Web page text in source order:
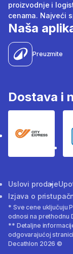
proizvodnje i
cenama. Najveći
Naša
Preuzmite
Dostava i
City
Uslovi prodaje
Izjava o
* Sve cene uključuju
odnosi na prethodnu
** Detaljne
odgovarajućoj
Decathlon 2026 ©